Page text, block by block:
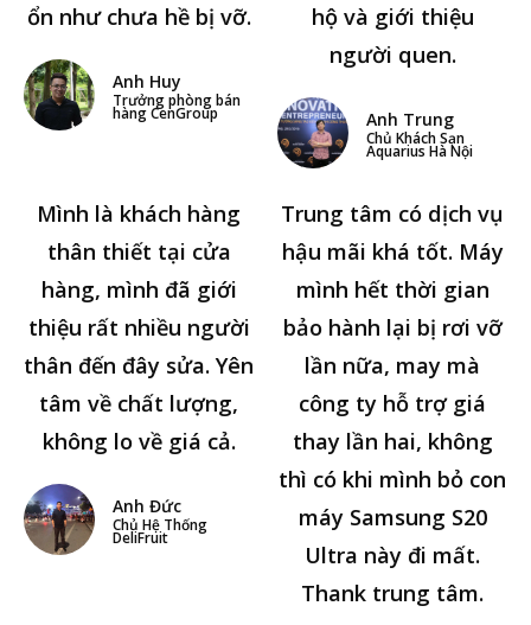
ổn như chưa hề bị vỡ.
Anh Huy
Trưởng phòng bán
hàng CenGroup
hộ và giới thiệu
người quen.
Anh Trung
Chủ Khách Sạn
Aquarius Hà Nội
Mình là khách hàng
thân thiết tại cửa
hàng, mình đã giới
thiệu rất nhiều người
thân đến đây sửa. Yên
tâm về chất lượng,
không lo về giá cả.
Anh Đức
Chủ Hệ Thống
DeliFruit
Trung tâm có dịch vụ
hậu mãi khá tốt. Máy
mình hết thời gian
bảo hành lại bị rơi vỡ
lần nữa, may mà
công ty hỗ trợ giá
thay lần hai, không
thì có khi mình bỏ con
máy Samsung S20
Ultra này đi mất.
Thank trung tâm.